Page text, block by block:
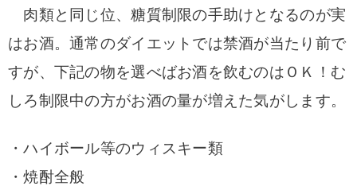
肉類と同じ位、糖質制限の手助けとなるのが実
はお酒。通常のダイエットでは禁酒が当たり前で
すが、下記の物を選べばお酒を飲むのはＯＫ！む
しろ制限中の方がお酒の量が増えた気がします。
・ハイボール等のウィスキー類
・焼酎全般